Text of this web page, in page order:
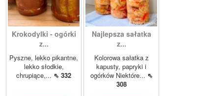
Krokodylki - ogórki
z...
Pyszne, lekko pikantne,
lekko słodkie,
chrupiące,... ⇖ 332
Najlepsza sałatka
z...
Kolorowa sałatka z
kapusty, papryki i
ogórków Niektóre... ⇖
308